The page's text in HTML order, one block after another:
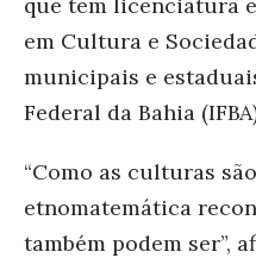
em Cultura e
municipais e
Federal da Bahia
“Como as culturas
etnomatemática
também podem ser”,